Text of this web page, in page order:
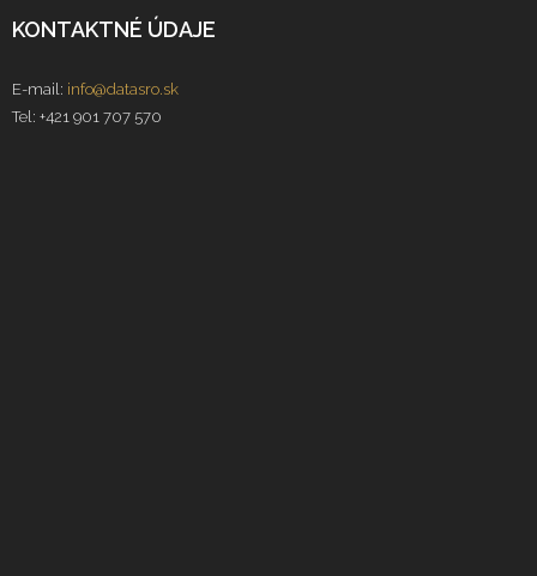
KONTAKTNÉ ÚDAJE
E-mail: info@datasro.sk
Tel: +421 901 707 570